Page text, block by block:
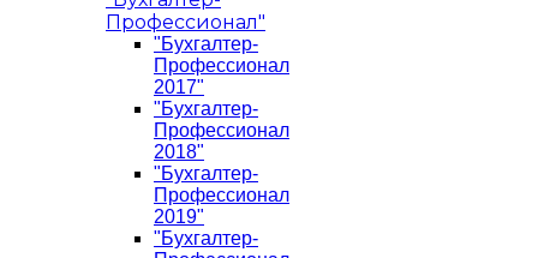
Профессионал"
"Бухгалтер-
Профессионал
2017"
"Бухгалтер-
Профессионал
2018"
"Бухгалтер-
Профессионал
2019"
"Бухгалтер-